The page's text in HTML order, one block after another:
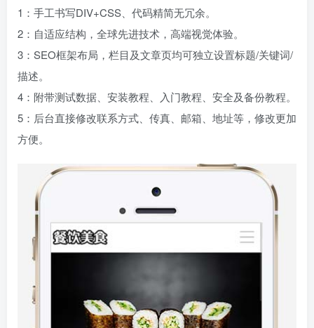
1：手工书写DIV+CSS、代码精简无冗余。
2：自适应结构，全球先进技术，高端视觉体验。
3：SEO框架布局，栏目及文章页均可独立设置标题/关键词/
描述。
4：附带测试数据、安装教程、入门教程、安全及备份教程。
5：后台直接修改联系方式、传真、邮箱、地址等，修改更加
方便。